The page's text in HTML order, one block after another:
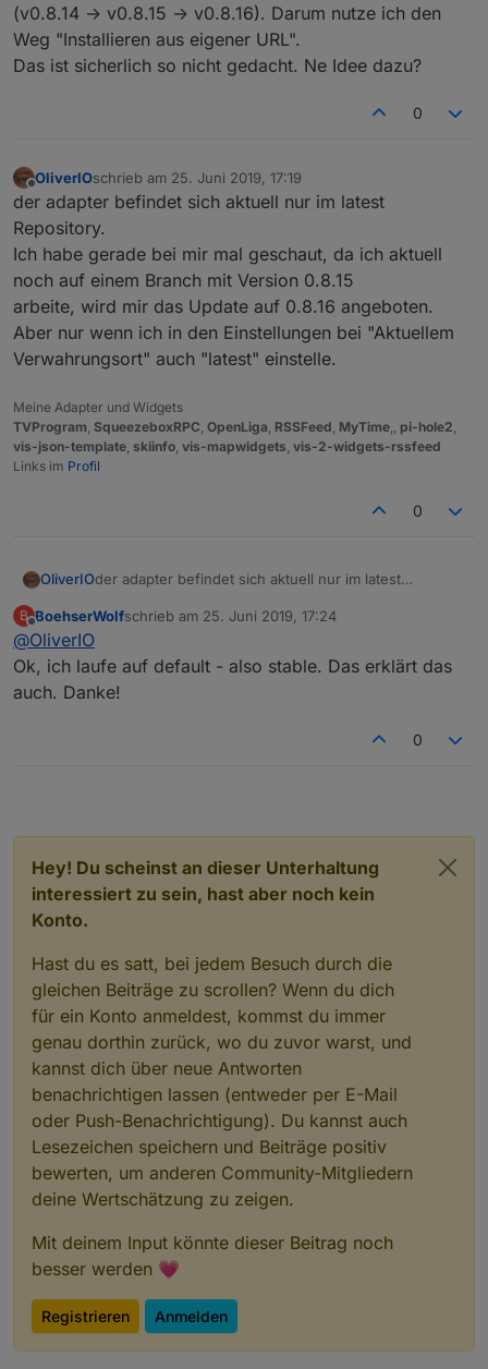
(v0.8.14 -> v0.8.15 -> v0.8.16). Darum nutze ich den
Weg "Installieren aus eigener URL".
Das ist sicherlich so nicht gedacht. Ne Idee dazu?
0
Offline
OliverIOschrieb am 25. Juni 2019, 17:19
zuletzt editiert von
der adapter befindet sich aktuell nur im latest
Repository.
Ich habe gerade bei mir mal geschaut, da ich aktuell
noch auf einem Branch mit Version 0.8.15
arbeite, wird mir das Update auf 0.8.16 angeboten.
Aber nur wenn ich in den Einstellungen bei "Aktuellem
Verwahrungsort" auch "latest" einstelle.
Meine Adapter und Widgets
TVProgram, SqueezeboxRPC, OpenLiga, RSSFeed, MyTime,, pi-hole2,
vis-json-template, skiinfo, vis-mapwidgets, vis-2-widgets-rssfeed
Links im Profil
0
OliverIOder adapter befindet sich aktuell nur im latest
Ich habe gerade bei mir mal geschaut, da ich aktuell
arbeite, wird mir das Update auf 0.8.16 angeboten.
Aber nur wenn ich in den Einstellungen bei "Aktuellem
Verwahrungsort" auch "latest" einstelle.
B
Offline
BoehserWolfschrieb am 25. Juni 2019, 17:24
zuletzt editiert von
@OliverIO
Ok, ich laufe auf default - also stable. Das erklärt das
auch. Danke!
0
Hey! Du scheinst an dieser Unterhaltung
interessiert zu sein, hast aber noch kein
Konto.
Hast du es satt, bei jedem Besuch durch die
gleichen Beiträge zu scrollen? Wenn du dich
für ein Konto anmeldest, kommst du immer
genau dorthin zurück, wo du zuvor warst, und
kannst dich über neue Antworten
benachrichtigen lassen (entweder per E-Mail
oder Push-Benachrichtigung). Du kannst auch
Lesezeichen speichern und Beiträge positiv
bewerten, um anderen Community-Mitgliedern
deine Wertschätzung zu zeigen.
Mit deinem Input könnte dieser Beitrag noch
besser werden 💗
Registrieren Anmelden